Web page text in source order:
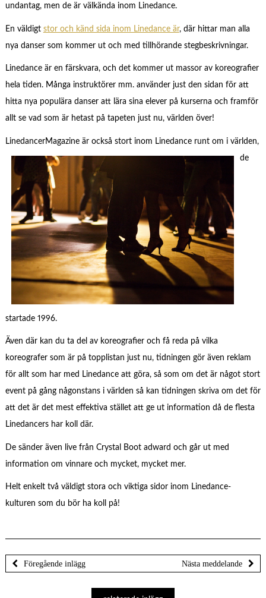
undantag, men de är välkända inom Linedance.
En väldigt stor och känd sida inom Linedance är, där hittar man alla
nya danser som kommer ut och med tillhörande stegbeskrivningar.
Linedance är en färskvara, och det kommer ut massor av koreografier
hela tiden. Många instruktörer mm. använder just den sidan för att
hitta nya populära danser att lära sina elever på kurserna och framför
allt se vad som är hetast på tapeten just nu, världen över!
LinedancerMagazineär också stort inom Linedance runt om i världen,
de
startade 1996.
Även där kan du ta del av koreografier och få reda på vilka
koreografer som är på topplistan just nu, tidningen gör även reklam
för allt som har med Linedance att göra, så som om det är något stort
event på gång någonstans i världen så kan tidningen skriva om det för
att det är det mest effektiva stället att ge ut information då de flesta
Linedancers har koll där.
De sänder även live från Crystal Boot adward och går ut med
information om vinnare och mycket, mycket mer.
Helt enkelt två väldigt stora och viktiga sidor inom Linedance-
kulturen som du bör ha koll på!